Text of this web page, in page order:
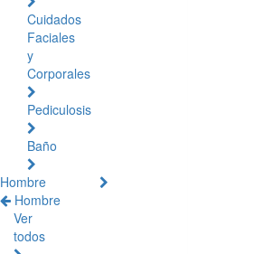
Cuidados
Faciales
y
Corporales
Pediculosis
Baño
Hombre
Hombre
Ver
todos